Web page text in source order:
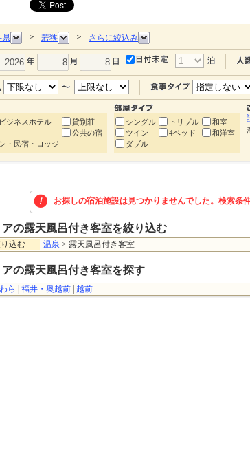
県 ＞ 若狭 ＞ さらに絞込み
ジネスホテル
貸別荘
公共の宿
・民宿・ロッジ
シングル トリプル
和室
ツイン
4ベッド
和洋室
ダブル
お探しの宿泊施設は見つかりませんでした。検索条
の露天風呂付き客室を絞り込む
込む 温泉 > 露天風呂付き客室
の露天風呂付き客室を探す
ら | 福井・奥越前 | 越前